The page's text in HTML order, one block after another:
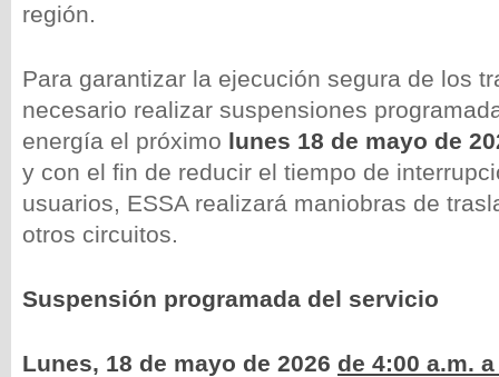
región.
Para garantizar la ejecución segura de los
necesario realizar suspensiones
energía el próximo lunes 18 de mayo de
y con el fin de reducir el tiempo de
usuarios, ESSA realizará maniobras de
otros circuitos.
Suspensión programada del servicio
Lunes, 18 de mayo de 2026 de 4:00 a.m.